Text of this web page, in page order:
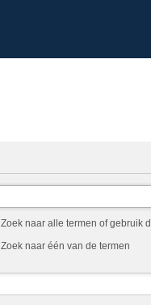
Zoek naar alle termen of gebruik
Zoek naar één van de termen